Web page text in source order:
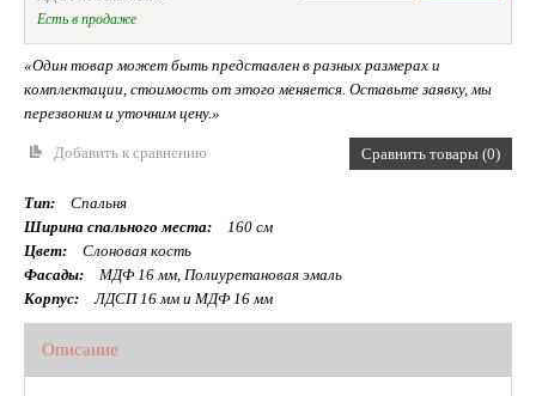
Есть в продаже
«Один товар может быть представлен в разных размерах и
комплектации, стоимость от этого меняется. Оставьте заявку, мы
перезвоним и уточним цену.»
Добавить к сравнению Сравнить товары (0)
Тип:
Спальня
Ширина спального места:
160 см
Цвет:
Слоновая кость
Фасады:
МДФ 16 мм, Полиуретановая эмаль
Корпус:
ЛДСП 16 мм и МДФ 16 мм
Описание